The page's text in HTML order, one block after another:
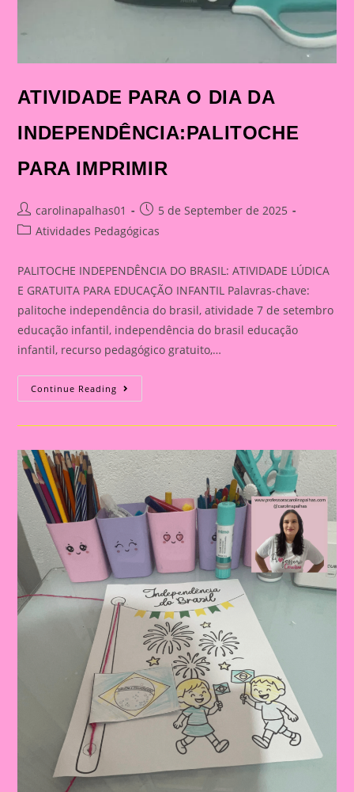
ATIVIDADE PARA O DIA DA
INDEPENDÊNCIA:PALITOCHE
PARA IMPRIMIR
Post
author:
carolinapalhas01
Post
published:
5 de September de 2025
PostAtividades Pedagógicas
PALITOCHE INDEPENDÊNCIA DO BRASIL: ATIVIDADE LÚDICA
E GRATUITA PARA EDUCAÇÃO INFANTIL Palavras-chave:
palitoche independência do brasil, atividade 7 de setembro
educação infantil, independência do brasil educação
infantil, recurso pedagógico gratuito,…
Continue Reading ATIVIDADE
PARA
PARA
IMPRIMIR